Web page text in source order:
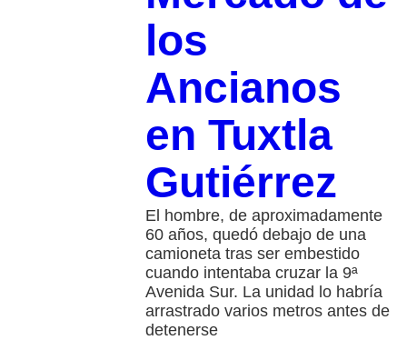
los
Ancianos
en Tuxtla
Gutiérrez
El hombre, de aproximadamente
60 años, quedó debajo de una
camioneta tras ser embestido
cuando intentaba cruzar la 9ª
Avenida Sur. La unidad lo habría
arrastrado varios metros antes de
detenerse